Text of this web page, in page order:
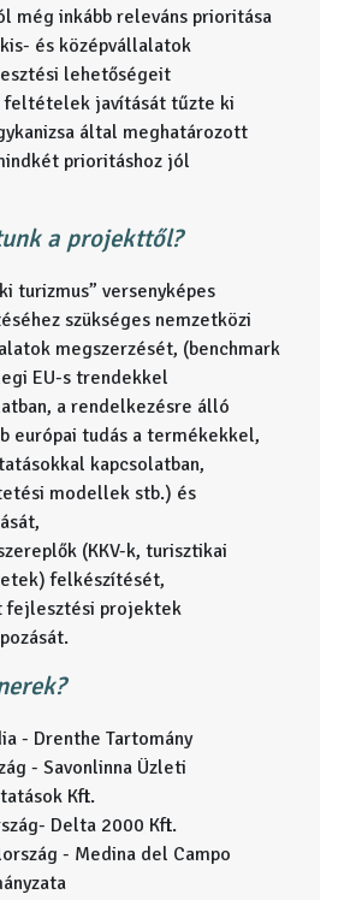
még inkább releváns prioritása
és középvállalatok
lehetőségeit
feltételek javítását tűzte ki
által meghatározott
prioritáshoz jól
a projekttől?
turizmus” versenyképes
szükséges nemzetközi
megszerzését, (benchmark
EU-s trendekkel
a rendelkezésre álló
európai tudás a termékekkel,
kapcsolatban,
modellek stb.) és
(KKV-k, turisztikai
felkészítését,
fejlesztési projektek
- Drenthe Tartomány
- Savonlinna Üzleti
Kft.
Delta 2000 Kft.
- Medina del Campo